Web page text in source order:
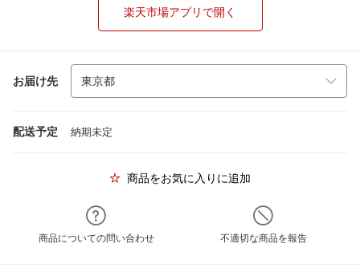
楽天市場アプリで開く
お届け先
配送予定 納期未定
商品をお気に入りに追加
商品についての問い合わせ 不適切な商品を報告